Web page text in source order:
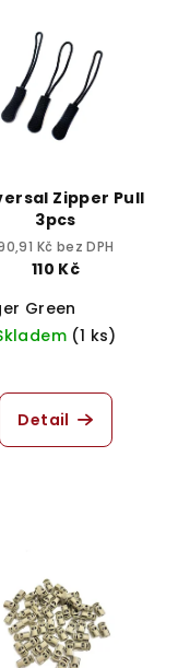
Zipper Pull
3pcs
Kč bez DPH
110 Kč
Green
(1 ks)
Detail